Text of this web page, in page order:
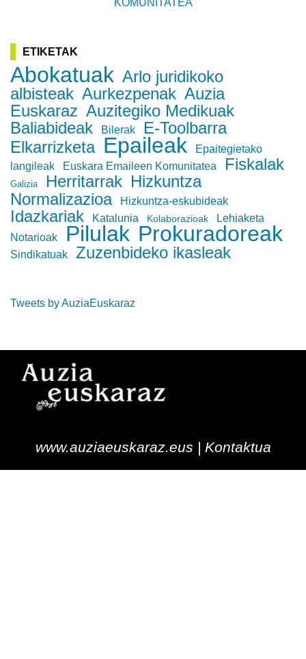
KOMUNITATEA
ETIKETAK
Abokatuak Arlo juridikoko
albisteak Aurkezpenak Auzia
Euskaraz Auzitegiko Medikuak
Baliabideak
Bilerak
E-Toolbarra
Elkarrizketa Epaileak
Epaitegietako
langileak
Euskara Emaileen Komunitatea Fiskalak
Galizia Herritarrak Hizkuntza
Normalizazioa
Hizkuntza-eskubideak
Idazkariak Katalunia Kolaborazioak
Lehiaketa
Notarioak
Pilulak Prokuradoreak
Sindikatuak Zuzenbideko ikasleak
Tweets by AuziaEuskaraz
www.auziaeuskaraz.eus | Kontaktua